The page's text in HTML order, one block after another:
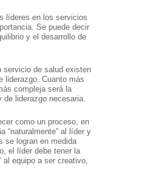
líderes en los servicios
Se puede decir
y el desarrollo de
servicio de salud existen
liderazgo. Cuanto más
compleja será la
de liderazgo necesaria.
como un proceso, en
“naturalmente” al líder y
se logran en medida
el líder debe tener la
al equipo a ser creativo,